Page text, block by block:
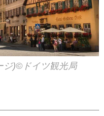
ジ)©ドイツ観光局